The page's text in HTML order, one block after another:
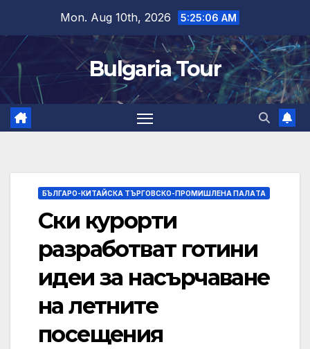
content
Mon. Aug 10th, 2026 5:25:08 AM
Bulgaria Tour
БЪЛГАРО-КИТАЙСКА ТЪРГОВСКО-ПРОМИШЛЕНА ПАЛAТА
Ски курорти
разработват готини
идеи за насърчаване
на летните
посещения